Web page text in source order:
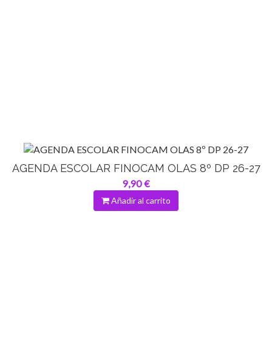
AGENDA ESCOLAR FINOCAM OLAS 8º DP 26-27
9,90 €
Añadir al carrito